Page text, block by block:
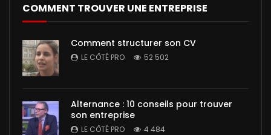
COMMENT TROUVER UNE ENTREPRISE
Comment structurer son CV
LE CÔTÉ PRO 52 502
Alternance : 10 conseils pour trouver
son entreprise
LE CÔTÉ PRO 4 484